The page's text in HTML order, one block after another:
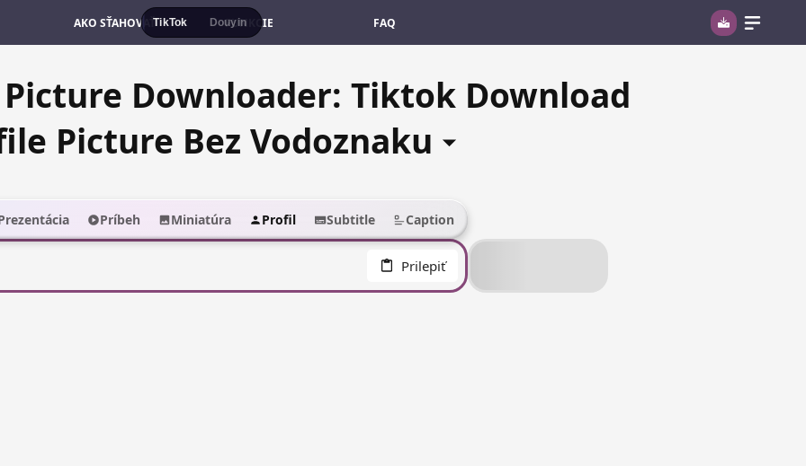
TikTok Douyin
AKO SŤAHOVAŤ FUNKCIE FAQ
Downloader: Tiktok Download
Picture Bez Vodoznaku
Príbeh Miniatúra Profil Subtitle Caption
Prilepiť